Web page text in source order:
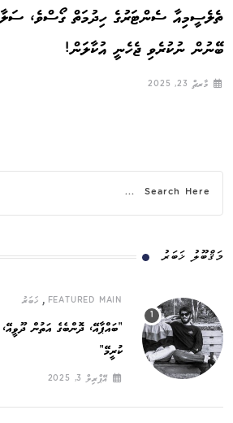
ތެލެސީމިއާ ސެންޓަރުގެ ހިދުމަތް ގޯސްވެ،
ބޭނުން ނުކުރެވި ޖެހެނީ އުކާލަން!
މާރޗް 23, 2025
މަޤްބޫލު ޚަބަރު
FEATURED MAIN
, ޚަބަރު
”ބައްޕާއޭ، ދޮންބެގެ އަތުން
ކުރީމޭ“
އޭޕްރިލް 3, 2025